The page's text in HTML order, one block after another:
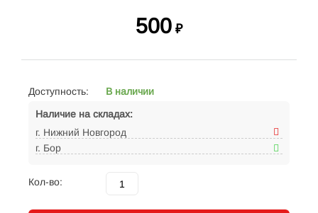
500 ₽
Доступность:
В наличии
Наличие на складах:
г. Нижний Новгород
г. Бор
Кол-во: